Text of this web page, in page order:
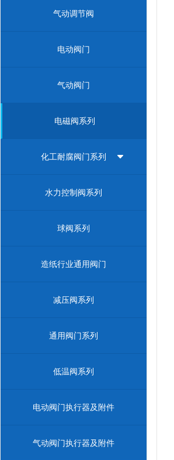
气动调节阀
电动阀门
气动阀门
电磁阀系列
化工耐腐阀门系列
水力控制阀系列
球阀系列
造纸行业通用阀门
减压阀系列
通用阀门系列
低温阀系列
电动阀门执行器及附件
气动阀门执行器及附件